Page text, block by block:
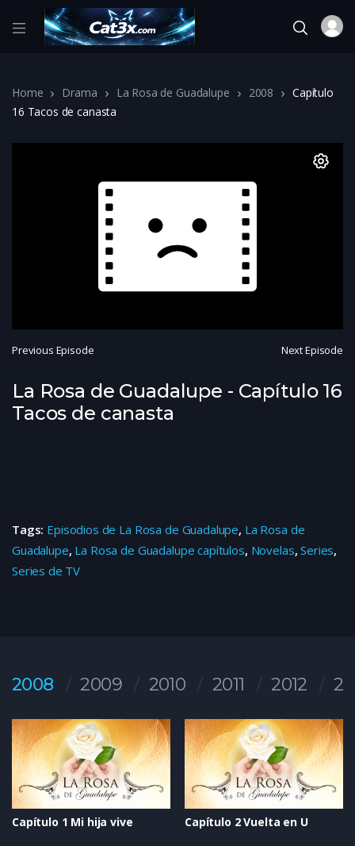
Home Drama La Rosa de Guadalupe 2008
Capítulo
16 Tacos de canasta
Previous Episode Next Episode
La Rosa de Guadalupe - Capítulo 16
Tacos de canasta
Tags: Episodios de La Rosa de Guadalupe, La Rosa de
Guadalupe, La Rosa de Guadalupe capítulos, Novelas,Series,
Series de TV
2008 2009 2010 2011 2012
Capítulo 1 Mi hija vive Capítulo 2 Vuelta en U